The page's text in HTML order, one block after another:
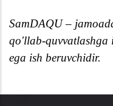
SamDAQU –
qo'llab-quvvatlashga
ega ish beruvchidir.